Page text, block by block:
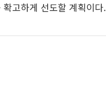
고하게 선도할 계획이다.